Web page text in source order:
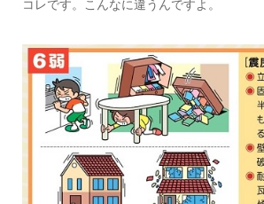
コレです。こんなに違うんですよ。